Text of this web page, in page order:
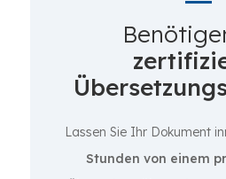
Lassen Sie Ihr Dokument
Stunden von einem